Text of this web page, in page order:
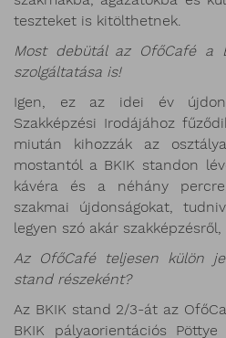
teszteket is kitölthetnek.
Most debütál az OfőCafé a
szolgáltatása is!
Igen, ez az idei év
Szakképzési Irodájához
miután kihozzák az
mostantól a BKIK standon
kávéra és a néhány
szakmai újdonságokat,
legyen szó akár
Az OfőCafé teljesen külön
stand részeként?
Az BKIK stand 2/3-át az
BKIK pályaorientációs